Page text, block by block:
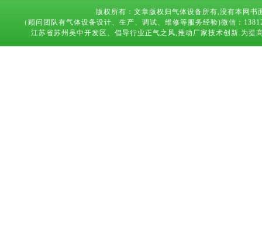
版权所有：文章版权归气体设备所有,没有本网
（顾问团队有气体设备设计、生产、调试、维修等服务经验)微信：
江苏省苏州吴中开发区、倡导行业正气之风,推动厂家技术创新.为提